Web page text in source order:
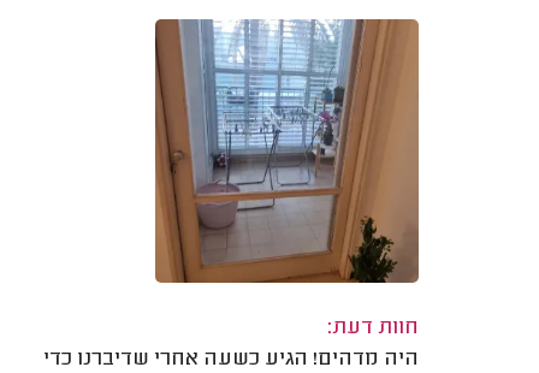
חוות דעת:
היה מדהים! הגיע כשעה אחרי שדיברנו כדי